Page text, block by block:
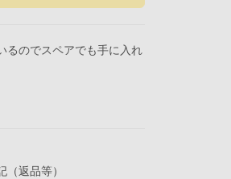
のでスペアでも手に入れ
返品等）